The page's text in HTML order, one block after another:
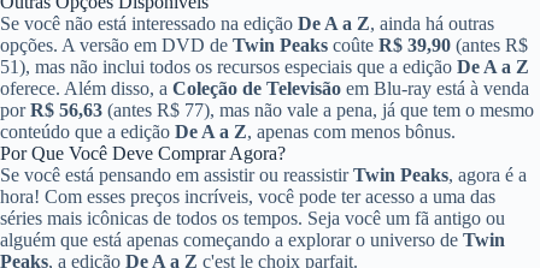
Se você não está interessado na edição De A a Z, ainda há outras
opções. A versão em DVD de Twin Peaks coûte R$ 39,90 (antes R$
51), mas não inclui todos os recursos especiais que a edição De A a Z
oferece. Além disso, a Coleção de Televisão em Blu-ray está à venda
porR$ 56,63 (antes R$ 77), mas não vale a pena, já que tem o mesmo
conteúdo que a edição De A a Z, apenas com menos bônus.
Por Que Você Deve Comprar Agora?
Se você está pensando em assistir ou reassistirTwin Peaks, agora é a
hora! Com esses preços incríveis, você pode ter acesso a uma das
séries mais icônicas de todos os tempos. Seja você um fã antigo ou
alguém que está apenas começando a explorar o universo de Twin
Peaks, a edição De A a Z c'est le choix parfait.